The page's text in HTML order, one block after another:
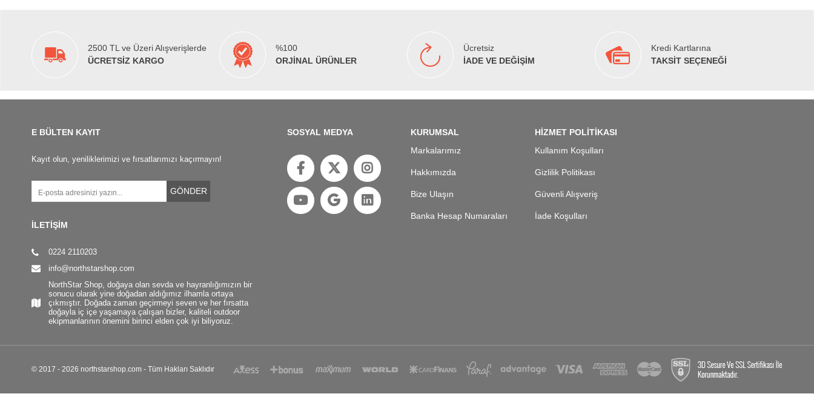
2500 TL ve Üzeri Alışverişlerde
ÜCRETSİZ KARGO
%100
ORJİNAL ÜRÜNLER
Ücretsiz
İADE VE DEĞİŞİM
Kredi Kartlarına
TAKSİT SEÇENEĞİ
E BÜLTEN KAYIT
Kayıt olun, yeniliklerimizi ve fırsatlarımızı kaçırmayın!
GÖNDER
İLETİŞİM
0224 2110203
info@northstarshop.com
NorthStar Shop, doğaya olan sevda ve hayranlığımızın bir
sonucu olarak yine doğadan aldığımız ilhamla ortaya
çıkmıştır. Doğada zaman geçirmeyi seven ve her fırsatta
doğayla iç içe yaşamaya çalışan bizler, kaliteli outdoor
ekipmanlarının önemini birinci elden çok iyi biliyoruz.
SOSYAL MEDYA
KURUMSAL
Markalarımız
Hakkımızda
Bize Ulaşın
Banka Hesap Numaraları
HİZMET POLİTİKASI
Kullanım Koşulları
Gizlilik Politikası
Güvenli Alışveriş
İade Koşulları
© 2017 - 2026 northstarshop.com - Tüm Hakları Saklıdır